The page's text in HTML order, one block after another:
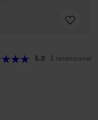
5.0 3 recensioner